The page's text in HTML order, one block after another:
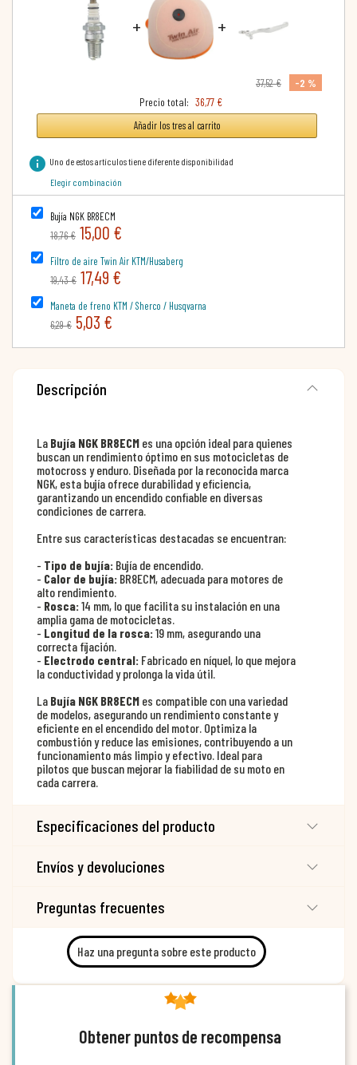
+ +
37,52 €
-2 %
Precio total: 36,77 €
Añadir los tres al carrito
info Uno de estos artículos tiene diferente disponibilidad
Elegir combinación
Bujía NGK BR8ECM
18,76 € 15,00 €
Filtro de aire Twin Air KTM/Husaberg
19,43 € 17,49 €
Maneta de freno KTM / Sherco / Husqvarna
6,29 € 5,03 €
Descripción
La Bujía NGK BR8ECM es una opción ideal para quienes
buscan un rendimiento óptimo en sus motocicletas de
motocross y enduro. Diseñada por la reconocida marca
NGK, esta bujía ofrece durabilidad y eficiencia,
garantizando un encendido confiable en diversas
condiciones de carrera.
Entre sus características destacadas se encuentran:
- Tipo de bujía: Bujía de encendido.
- Calor de bujía: BR8ECM, adecuada para motores de
alto rendimiento.
- Rosca:14 mm, lo que facilita su instalación en una
amplia gama de motocicletas.
- Longitud de la rosca:19 mm, asegurando una
correcta fijación.
- Electrodo central: Fabricado en níquel, lo que mejora
la conductividad y prolonga la vida útil.
La Bujía NGK BR8ECM es compatible con una variedad
de modelos, asegurando un rendimiento constante y
eficiente en el encendido del motor. Optimiza la
combustión y reduce las emisiones, contribuyendo a un
funcionamiento más limpio y efectivo. Ideal para
pilotos que buscan mejorar la fiabilidad de su moto en
cada carrera.
Especificaciones del producto
Envíos y devoluciones
Preguntas frecuentes
Haz una pregunta sobre este producto
Obtener puntos de recompensa